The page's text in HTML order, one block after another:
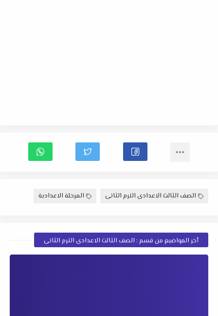
الصف الثالث الاعدادى الترم الثانى المرحلة الاعدادية
أخر المواضيع من قسم : الصف الثالث الاعدادى الترم الثانى